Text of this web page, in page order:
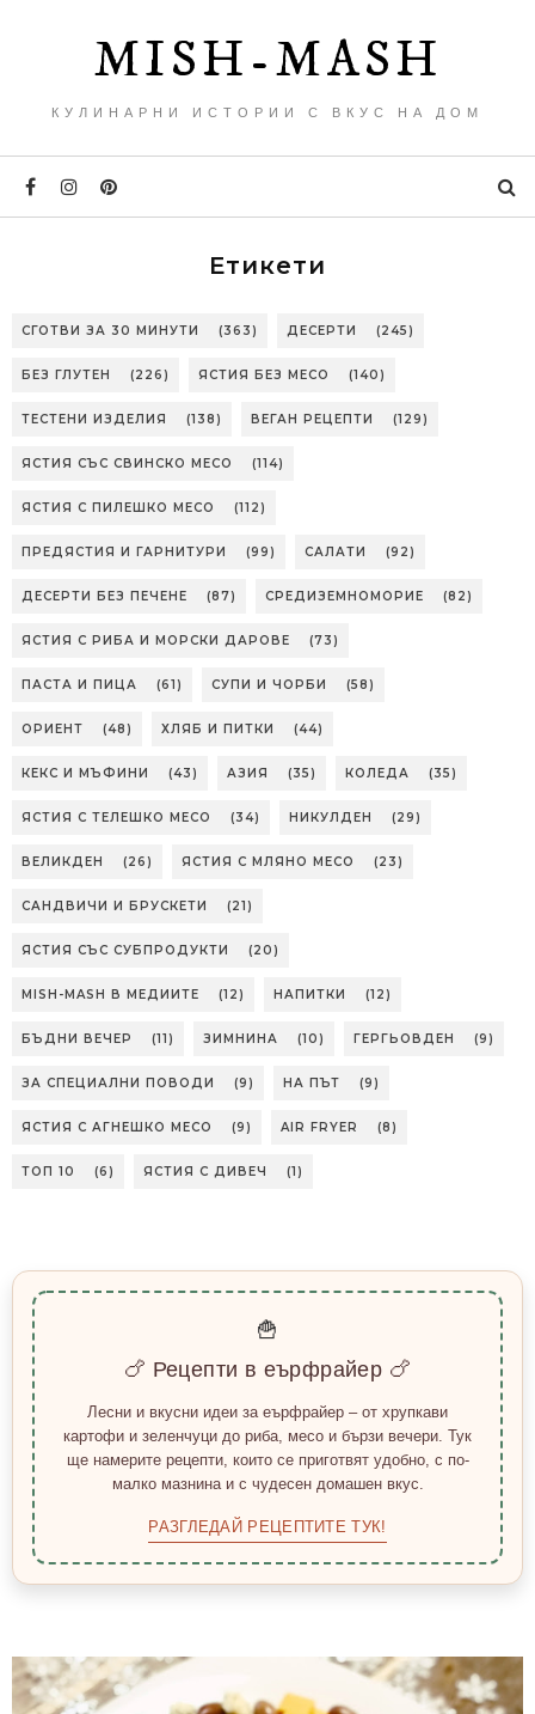
MISH-MASH
КУЛИНАРНИ ИСТОРИИ С ВКУС НА ДОМ
Етикети
СГОТВИ ЗА 30 МИНУТИ (363) ДЕСЕРТИ (245)
БЕЗ ГЛУТЕН (226) ЯСТИЯ БЕЗ МЕСО (140)
ТЕСТЕНИ ИЗДЕЛИЯ (138) ВЕГАН РЕЦЕПТИ (129)
ЯСТИЯ СЪС СВИНСКО МЕСО (114)
ЯСТИЯ С ПИЛЕШКО МЕСО (112)
ПРЕДЯСТИЯ И ГАРНИТУРИ (99) САЛАТИ (92)
ДЕСЕРТИ БЕЗ ПЕЧЕНЕ (87) СРЕДИЗЕМНОМОРИЕ (82)
ЯСТИЯ С РИБА И МОРСКИ ДАРОВЕ (73)
ПАСТА И ПИЦА (61) СУПИ И ЧОРБИ (58)
ОРИЕНТ (48) ХЛЯБ И ПИТКИ (44)
КЕКС И МЪФИНИ (43) АЗИЯ (35) КОЛЕДА (35)
ЯСТИЯ С ТЕЛЕШКО МЕСО (34) НИКУЛДЕН (29)
ВЕЛИКДЕН (26) ЯСТИЯ С МЛЯНО МЕСО (23)
САНДВИЧИ И БРУСКЕТИ (21)
ЯСТИЯ СЪС СУБПРОДУКТИ (20)
MISH-MASH В МЕДИИТЕ (12) НАПИТКИ (12)
БЪДНИ ВЕЧЕР (11) ЗИМНИНА (10) ГЕРГЬОВДЕН (9)
ЗА СПЕЦИАЛНИ ПОВОДИ (9) НА ПЪТ (9)
ЯСТИЯ С АГНЕШКО МЕСО (9) AIR FRYER (8)
ТОП 10 (6) ЯСТИЯ С ДИВЕЧ (1)
🍟
🍗 Рецепти в еърфрайер 🍗
Лесни и вкусни идеи за еърфрайер – от хрупкави
картофи и зеленчуци до риба, месо и бързи вечери. Тук
ще намерите рецепти, които се приготвят удобно, с по-
малко мазнина и с чудесен домашен вкус.
РАЗГЛЕДАЙ РЕЦЕПТИТЕ ТУК!